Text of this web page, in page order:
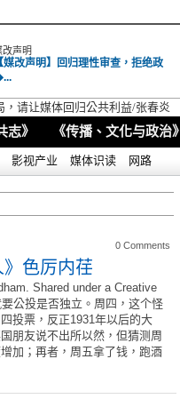
改声明
【媒改声明】回归理性审查，拒绝政
请让媒体回归公共利益/张春炎
志》 《传播、文化与政治》
影视产业 媒体识读 网路
0 Comments
色厉内荏
Shared under a Creative
公投是否独立。周四，这个怪
投票，反正1931年以后的大
朋友说不出所以然，但猜测周
加；再者，周五拿了钱，跑酒